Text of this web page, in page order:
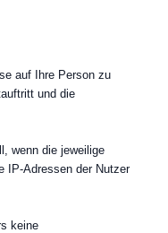
auf Ihre Person zu
und die
wenn die jeweilige
IP-Adressen der Nutzer
keine